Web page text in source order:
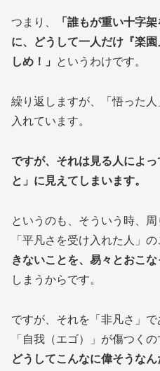
つまり、
「誰もが重い十字
に、どうして一人だけ『楽
しめ！」
というわけです。
繰り返しますが、「悟った
入れています。
ですが、それは見る人によ
と」に見えてしまいます。
というのも、そういう時、
「平凡さを受け入れた人」の
きないことを、易々とおこな
しまうからです。
ですが、それを「非凡さ」
「自我（エゴ）」が傷つくの
どうしてこんなに偉そうなん